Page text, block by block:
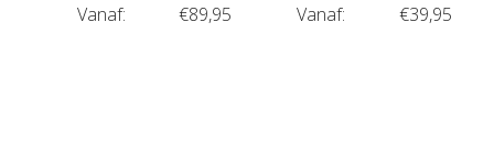
Vanaf: €89,95 Vanaf: €39,95